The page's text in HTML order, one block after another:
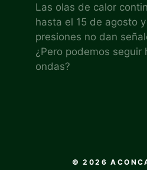
Las olas de calor
hasta el 15 de agosto
presiones no dan
¿Pero podemos seguir
ondas?
© 2026